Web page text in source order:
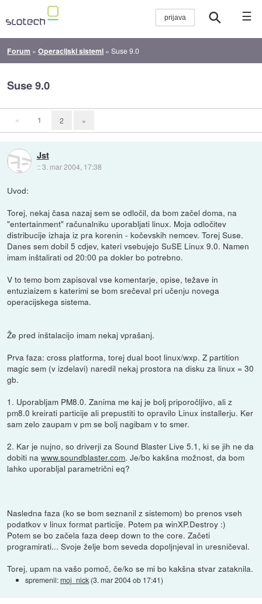
☰
Forum »Operacijski sistemi »Suse 9.0
Suse 9.0
« 1 2 »
Jst
::3. mar 2004, 17:38
Uvod:
Torej, nekaj časa nazaj sem se odločil, da bom začel doma, na
"entertainment" računalniku uporabljati linux. Moja odločitev
distribucije izhaja iz pra korenin - kočevskih nemcev. Torej Suse.
Danes sem dobil 5 cdjev, kateri vsebujejo SuSE Linux 9.0. Namen
imam inštalirati od 20:00 pa dokler bo potrebno.
V to temo bom zapisoval vse komentarje, opise, težave in
entuziaizem s katerimi se bom srečeval pri učenju novega
operacijskega sistema.
Že pred inštalacijo imam nekaj vprašanj.
Prva faza: cross platforma, torej dual boot linux/wxp. Z partition
magic sem (v izdelavi) naredil nekaj prostora na disku za linux = 30
gb.
1. Uporabljam PM8.0. Zanima me kaj je bolj priporočljivo, ali z
pm8.0 kreirati particije ali prepustiti to opravilo Linux installerju. Ker
sam zelo zaupam v pm se bolj nagibam v to smer.
2. Kar je nujno, so driverji za Sound Blaster Live 5.1, ki se jih ne da
dobiti nawww.soundblaster.com. Je/bo kakšna možnost, da bom
lahko uporabljal parametrični eq?
Nasledna faza (ko se bom seznanil z sistemom) bo prenos vseh
podatkov v linux format particije. Potem pa winXP.Destroy :)
Potem se bo začela faza deep down to the core. Začeti
programirati... Svoje želje bom seveda dopoljnjeval in uresničeval.
Torej, upam na vašo pomoč, če/ko se mi bo kakšna stvar zataknila.
spremenil:moj_nick (3. mar 2004 ob 17:41)